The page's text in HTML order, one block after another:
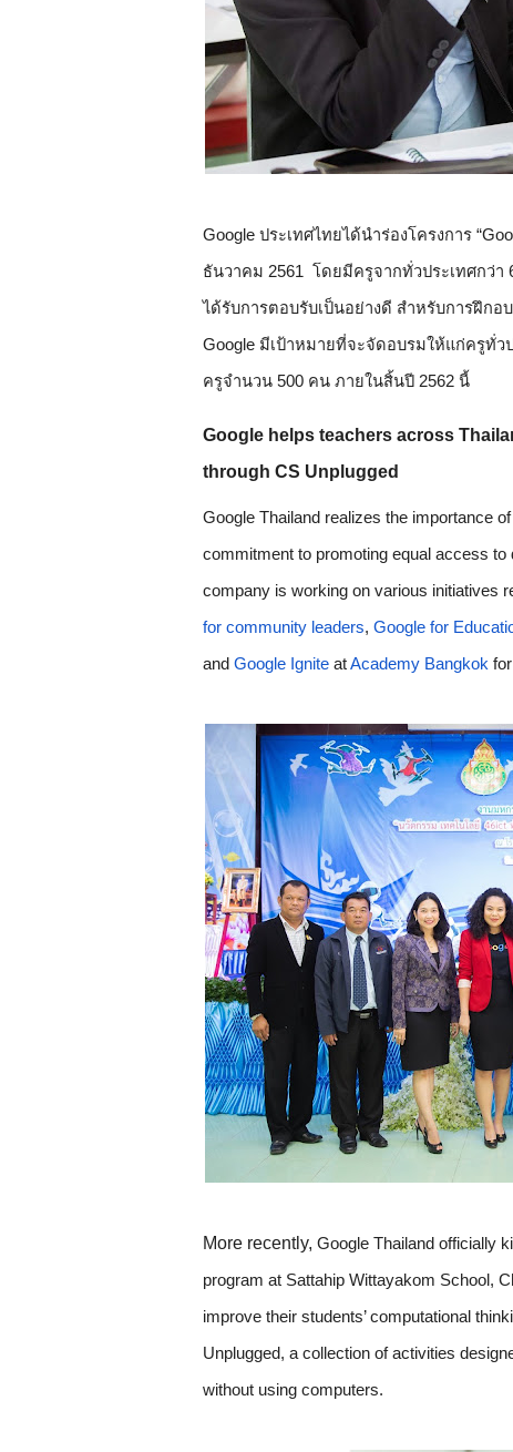
Google ประเทศไทยได้นำร่องโครงการ
ธันวาคม 2561  โดยมีครูจากทั่วประเทศกว่
ได้รับการตอบรับเป็นอย่างดี สำหรับการฝึก
Google มีเป้าหมายที่จะจัดอบรมให้แก่ครูทั่ว
ครูจำนวน 500 คน ภายในสิ้นปี 2562 นี้
Google helps teachers across
through CS Unplugged
Google Thailand realizes the importance
commitment to promoting equal access to
company is working on various initiatives
for community leaders, Google for
and Google Ignite at Academy Bangkok
More recently, Google Thailand officially
program at Sattahip Wittayakom School,
improve their students’ computational
Unplugged, a collection of activities
without using computers.